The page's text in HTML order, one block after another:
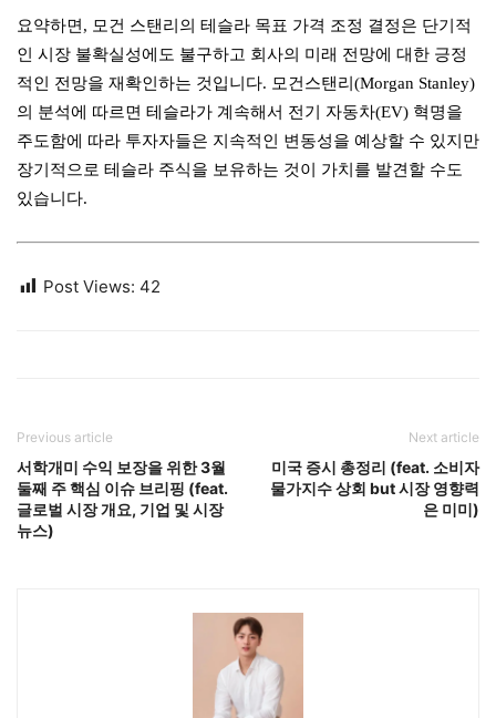
요약하면, 모건 스탠리의 테슬라 목표 가격 조정 결정은 단기적
인 시장 불확실성에도 불구하고 회사의 미래 전망에 대한 긍정
적인 전망을 재확인하는 것입니다. 모건스탠리(Morgan Stanley)
의 분석에 따르면 테슬라가 계속해서 전기 자동차(EV) 혁명을
주도함에 따라 투자자들은 지속적인 변동성을 예상할 수 있지만
장기적으로 테슬라 주식을 보유하는 것이 가치를 발견할 수도
있습니다.
Post Views: 42
Previous article
서학개미 수익 보장을 위한 3월
둘째 주 핵심 이슈 브리핑 (feat.
글로벌 시장 개요, 기업 및 시장
뉴스)
Next article
미국 증시 총정리 (feat. 소비자
물가지수 상회 but 시장 영향력
은 미미)